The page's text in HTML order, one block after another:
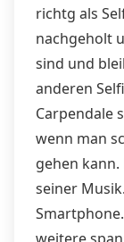
richtg als
nachgeholt
sind und
anderen
Carpendale
wenn man
gehen
seiner